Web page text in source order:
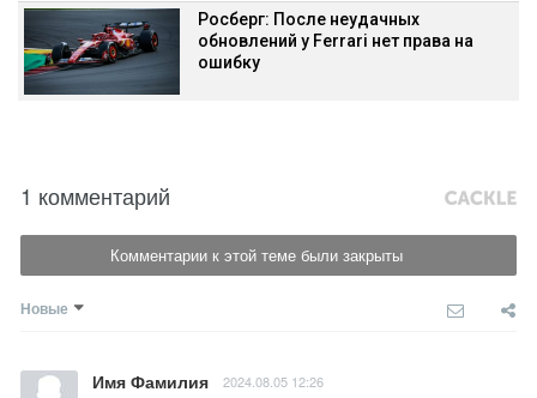
Росберг: После неудачных
обновлений у Ferrari нет права на
ошибку
1 комментарий
Комментарии к этой теме были закрыты
Новые
Имя Фамилия 2024.08.05 12:26